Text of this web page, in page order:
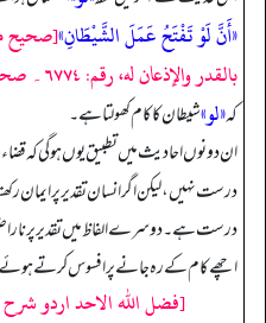
«أَنَّ لَوْ تَفْتَحُ عَمَلَ الشَّيْطَانِ»[صحيح
بالقدر والإذعان له، رقم: ۶۷۷۴۔ صحيح ابن حبان، رقم: ۵۶۹۲]
کہ«لو»شیطان کا کام کھولتا ہے۔
ان دونوں احادیث میں تطبیق یوں ہو گی کہ
درست نہیں، لیکن اگر انسان تقدیر پر ایمان
درست ہے۔ دوسرے الفاظ میں تقدیر پر ناراضی
اچھے کام کے رہ جانے پر افسوس کرتے ہوئے
[فضل اللہ الاحد اردو شرح